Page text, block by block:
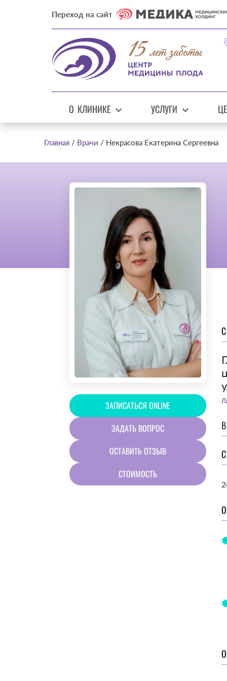
Переход на сайт
О КЛИНИКЕ УСЛУГИ
Главная Врачи Некрасова Екатерина Сергеевна
ЗАПИСАТЬСЯ ONLINE
ЗАДАТЬ ВОПРОС
ОСТАВИТЬ ОТЗЫВ
СТОИМОСТЬ